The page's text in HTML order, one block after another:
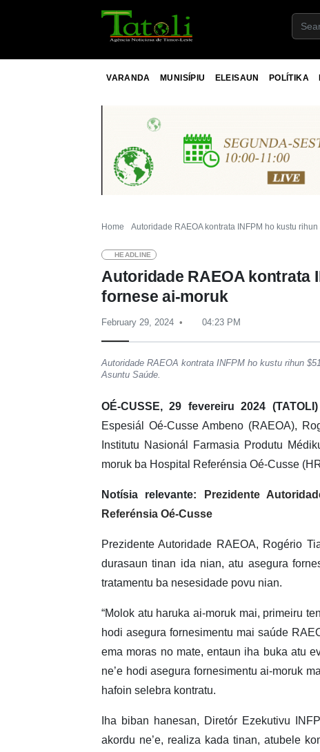
VARANDA MUNISÍPIU ELEISAUN POLÍTIKA
Home Autoridade RAEOA kontrata INFPM ho kustu
HEADLINE
Autoridade RAEOA kontrata
fornese ai-moruk
February 29, 2024 04:23 PM
Autoridade RAEOA kontrata INFPM ho kustu rihun
Asuntu Saúde.
OÉ-CUSSE, 29 fevereiru 2024
Espesiál Oé-Cusse Ambeno (RAEOA),
Institutu Nasionál Farmasia Produtu
moruk ba Hospital Referénsia Oé-Cusse
Notísia relevante:
Prezidente
Referénsia Oé-Cusse
Prezidente Autoridade RAEOA, Rogério
durasaun tinan ida nian, atu asegura
tratamentu ba nesesidade povu nian.
“Molok atu haruka ai-moruk mai, primeiru
hodi asegura fornesimentu mai saúde
ema moras no mate, entaun iha buka atu
ne’e hodi asegura fornesimentu ai-moruk
hafoin selebra kontratu.
Iha biban hanesan, Diretór Ezekutivu
akordu ne’e, realiza kada tinan, atubele